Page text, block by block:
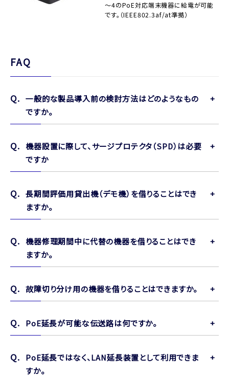
～4のPoE対応端末機器に給電が可能
です。（IEEE802.3af/at準拠）
FAQ
一般的な製品導入前の検討方法はどのようなもの
ですか。
機器設置に際して、サージプロテクタ（SPD）は必要
ですか
長期間評価用貸出機（デモ機）を借りることはでき
ますか。
機器修理期間中に代替の機器を借りることはでき
ますか。
故障切り分け用の機器を借りることはできますか。
PoE延長が可能な伝送路は何ですか。
PoE延長ではなく、LAN延長装置として利用できま
すか。